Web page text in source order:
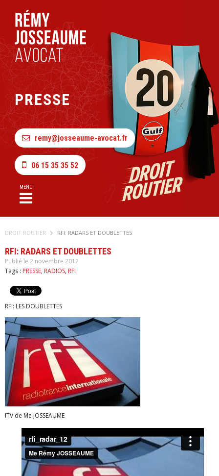
PRESSE
remy@josseaume-avocat.fr
06 15 35 35 52
MENU
DROIT ROUTIER RFI: RADARS ET DOUBLETTES
RFI: RADARS ET DOUBLETTES
Publié le 2 novembre 2012
Tags : PRESSE, RADIOS, RFI
RFI: LES DOUBLETTES
ITV de Me JOSSEAUME